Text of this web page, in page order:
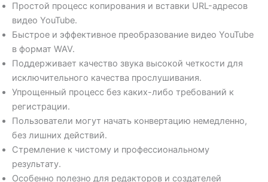
Простой процесс копирования и вставки URL-адресов
видео YouTube.
Быстрое и эффективное преобразование видео YouTube
в формат WAV.
Поддерживает качество звука высокой четкости для
исключительного качества прослушивания.
Упрощенный процесс без каких-либо требований к
регистрации.
Пользователи могут начать конвертацию немедленно,
без лишних действий.
Стремление к чистому и профессиональному
результату.
Особенно полезно для редакторов и создателей